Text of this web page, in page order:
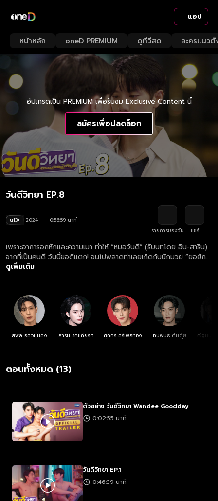
แอป
หน้าหลัก oneD PREMIUM ดูทีวีสด ละครแนวตั้
อัปเกรดเป็น PREMIUM เพื่อรับชม Exclusive Content นี้
สมัครเพื่อปลดล็อก
วันดีวิทยา EP.8
น13+ 2024
0:56:59 นาที
รายการของฉัน
แชร์
เพราะอาการอกหักและความเมา ทำให้ “หมอวันดี” (รับบทโดย อิน-สาริน)
จากที่เป็นคนดี วันนี้ขอดีแตก! จนไปพลาดท่าเลยเถิดกับนักมวย “ยอยัก
เผด็จศึก” (รับบทโดย เกรท-สพล) จากความสัมพันธ์แบบ One Night
ต่างมีคนในใจเลยไม่กล้ายอมรับหัวใจตัวเองสักที แล้วหมัดฮุคไหนจะใช้มัด
ใจทั้งคู่ไว้ได้
ดูเพิ่มเติม
สพล อัศวมั่นคง สาริน รณเกียรติ ศุภกร ศรีโพธิ์ทอง ทินพันธ์ ตันตุ้ย ณัฐนนท์
ตอนทั้งหมด (13)
ตัวอย่าง วันดีวิทยา Wandee Goodday
0:02:55 นาที
วันดีวิทยา EP.1
0:46:39 นาที